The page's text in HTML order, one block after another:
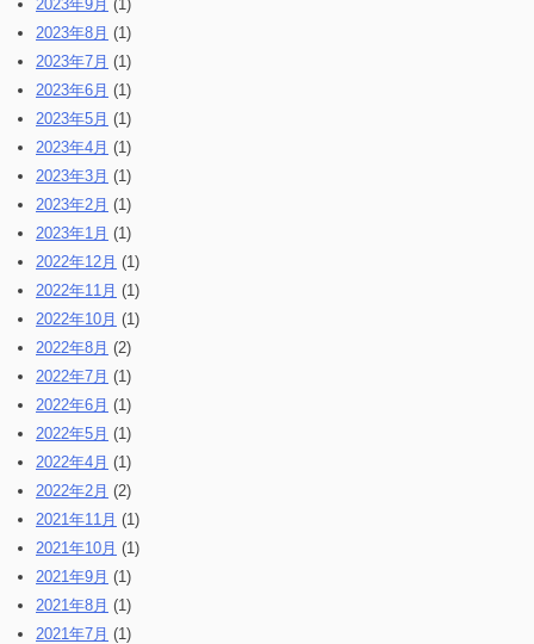
2023年9月 (1)
2023年8月 (1)
2023年7月 (1)
2023年6月 (1)
2023年5月 (1)
2023年4月 (1)
2023年3月 (1)
2023年2月 (1)
2023年1月 (1)
2022年12月 (1)
2022年11月 (1)
2022年10月 (1)
2022年8月 (2)
2022年7月 (1)
2022年6月 (1)
2022年5月 (1)
2022年4月 (1)
2022年2月 (2)
2021年11月 (1)
2021年10月 (1)
2021年9月 (1)
2021年8月 (1)
2021年7月 (1)